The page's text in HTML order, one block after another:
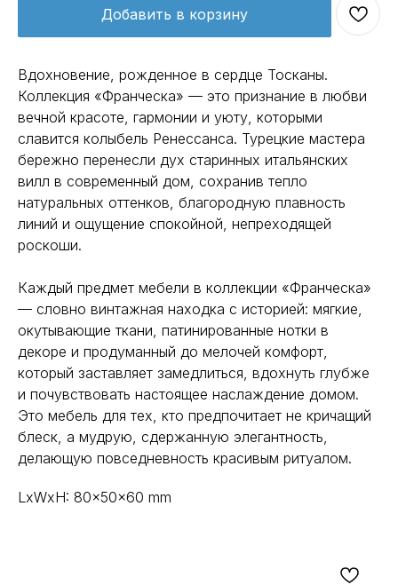
Добавить в корзину
Вдохновение, рожденное в сердце Тосканы.
Коллекция «Франческа» — это признание в любви
вечной красоте, гармонии и уюту, которыми
славится колыбель Ренессанса. Турецкие мастера
бережно перенесли дух старинных итальянских
вилл в современный дом, сохранив тепло
натуральных оттенков, благородную плавность
линий и ощущение спокойной, непреходящей
роскоши.
Каждый предмет мебели в коллекции «Франческа»
— словно винтажная находка с историей: мягкие,
окутывающие ткани, патинированные нотки в
декоре и продуманный до мелочей комфорт,
который заставляет замедлиться, вдохнуть глубже
и почувствовать настоящее наслаждение домом.
Это мебель для тех, кто предпочитает не кричащий
блеск, а мудрую, сдержанную элегантность,
делающую повседневность красивым ритуалом.
LxWxH: 80x50x60 mm